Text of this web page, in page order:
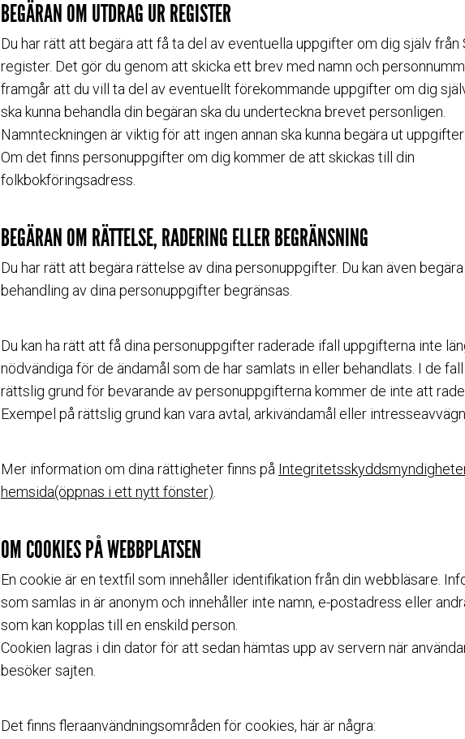
BEGÄRAN OM UTDRAG UR REGISTER
Du har rätt att begära att få ta del av eventuella uppgifter om dig själv från
register. Det gör du genom att skicka ett brev med namn och
framgår att du vill ta del av eventuellt förekommande uppgifter om dig
ska kunna behandla din begäran ska du underteckna brevet personligen.
Namnteckningen är viktig för att ingen annan ska kunna begära ut uppgifter
Om det finns personuppgifter om dig kommer de att skickas till din
folkbokföringsadress.
BEGÄRAN OM RÄTTELSE, RADERING ELLER BEGRÄNSNING
Du har rätt att begära rättelse av dina personuppgifter. Du kan även
behandling av dina personuppgifter begränsas.
Du kan ha rätt att få dina personuppgifter raderade ifall uppgifterna inte
nödvändiga för de ändamål som de har samlats in eller behandlats. I de
rättslig grund för bevarande av personuppgifterna kommer de inte att
Exempel på rättslig grund kan vara avtal, arkivändamål eller
Mer information om dina rättigheter finns på
hemsida(öppnas i ett nytt fönster)
OM COOKIES PÅ WEBBPLATSEN
En cookie är en textfil som innehåller identifikation från din webbläsare.
som samlas in är anonym och innehåller inte namn, e-postadress eller
som kan kopplas till en enskild person.
Cookien lagras i din dator för att sedan hämtas upp av servern när
besöker sajten.
Det finns fleraanvändningsområden för cookies, här är några: